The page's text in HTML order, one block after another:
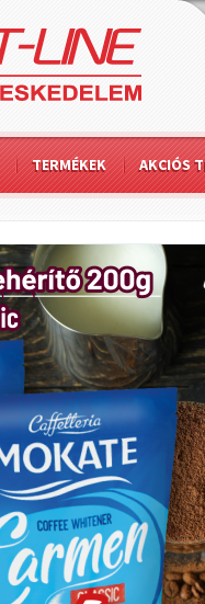
TERMÉKEK AKCIÓS